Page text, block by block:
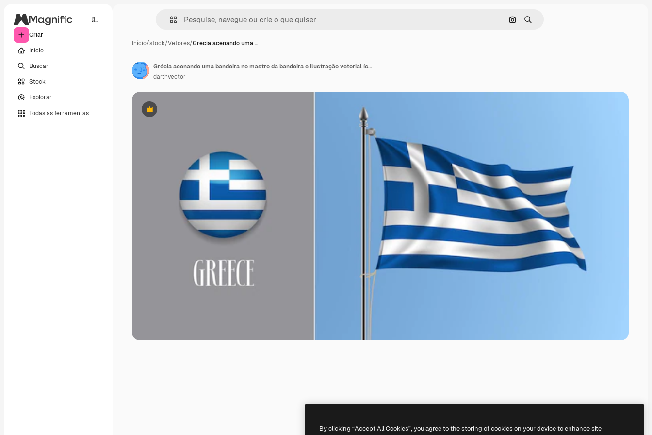
Criar
Início
Buscar
Stock
Explorar
Todas as ferramentas
Pesquisar por imagem
Buscar
Início/stock/Vetores/Grécia acenando uma …
Premium
Grécia acenando uma bandeira no mastro da bandeira e ilustração vetorial ícone redondo. Maquete 3D realista com desenho da bandeira grega e botão circular
darthvector
By clicking “Accept All Cookies”, you agree to the storing of cookies on your device to enhance site